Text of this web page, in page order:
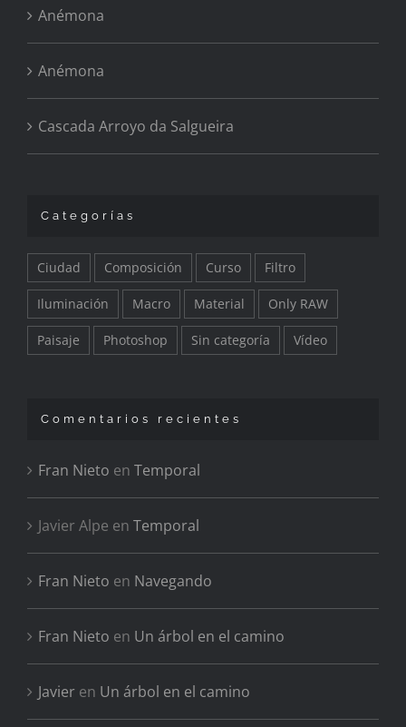
Anémona
Anémona
Cascada Arroyo da Salgueira
Categorías
Ciudad Composición Curso Filtro
Iluminación Macro Material Only RAW
Paisaje Photoshop Sin categoría Vídeo
Comentarios recientes
Fran Nieto en Temporal
Javier Alpe en Temporal
Fran Nieto en Navegando
Fran Nieto en Un árbol en el camino
Javier en Un árbol en el camino